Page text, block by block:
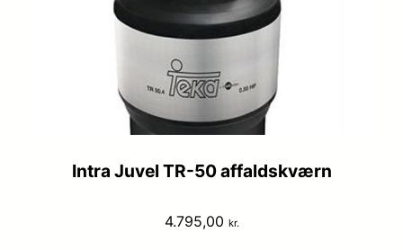
Intra Juvel TR-50 affaldskværn
4.795,00 kr.